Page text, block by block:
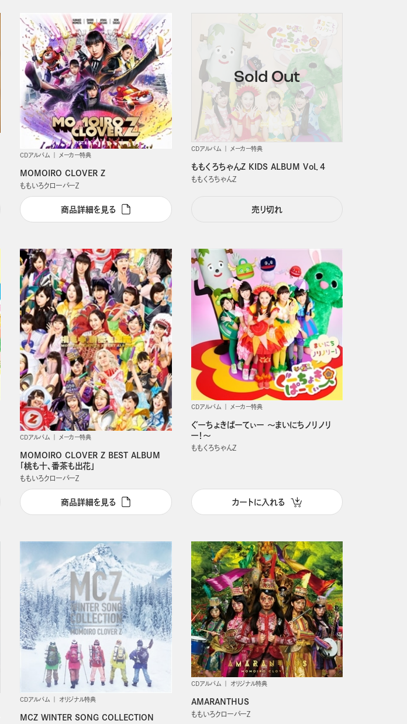
CDアルバム メーカー特典
MOMOIRO CLOVER Z
ももいろクローバーＺ
商品詳細を見る
CDアルバム メーカー特典
ももくろちゃんZ KIDS ALBUM Vol．4
ももくろちゃんＺ
売り切れ
CDアルバム メーカー特典
MOMOIRO CLOVER Z BEST ALBUM
「桃も十、番茶も出花」
ももいろクローバーＺ
商品詳細を見る
CDアルバム メーカー特典
ぐーちょきぱーてぃー ～まいにちノリノリ
ー！～
ももくろちゃんＺ
カートに入れる
CDアルバム オリジナル特典
MCZ WINTER SONG COLLECTION
CDアルバム オリジナル特典
AMARANTHUS
ももいろクローバーＺ